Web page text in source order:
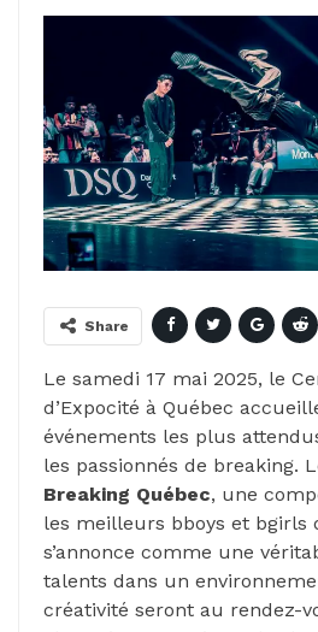
Share
Le samedi 17 mai 2025, le
d’Expocité à Québec
événements les plus
les passionnés de breaking.
Breaking Québec, une
les meilleurs bboys et bgirls
s’annonce comme une
talents dans un
créativité seront au rendez-